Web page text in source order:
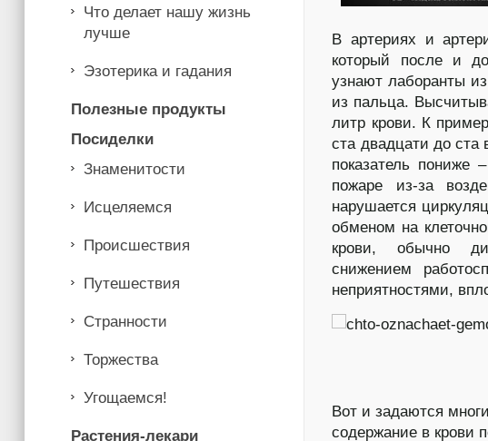
В артериях и
который после и
узнают лаборанты
из пальца.
литр крови. К
ста двадцати до
показатель пониже
пожаре из-за
нарушается
обменом на
крови, обычно
снижением
неприятностями,
Вот и задаются
содержание в крови
Что делает нашу жизнь
лучше
Эзотерика и гадания
Полезные продукты
Посиделки
Знаменитости
Иcцеляемся
Происшествия
Путешествия
Странности
Торжества
Угощаемся!
Растения-лекари